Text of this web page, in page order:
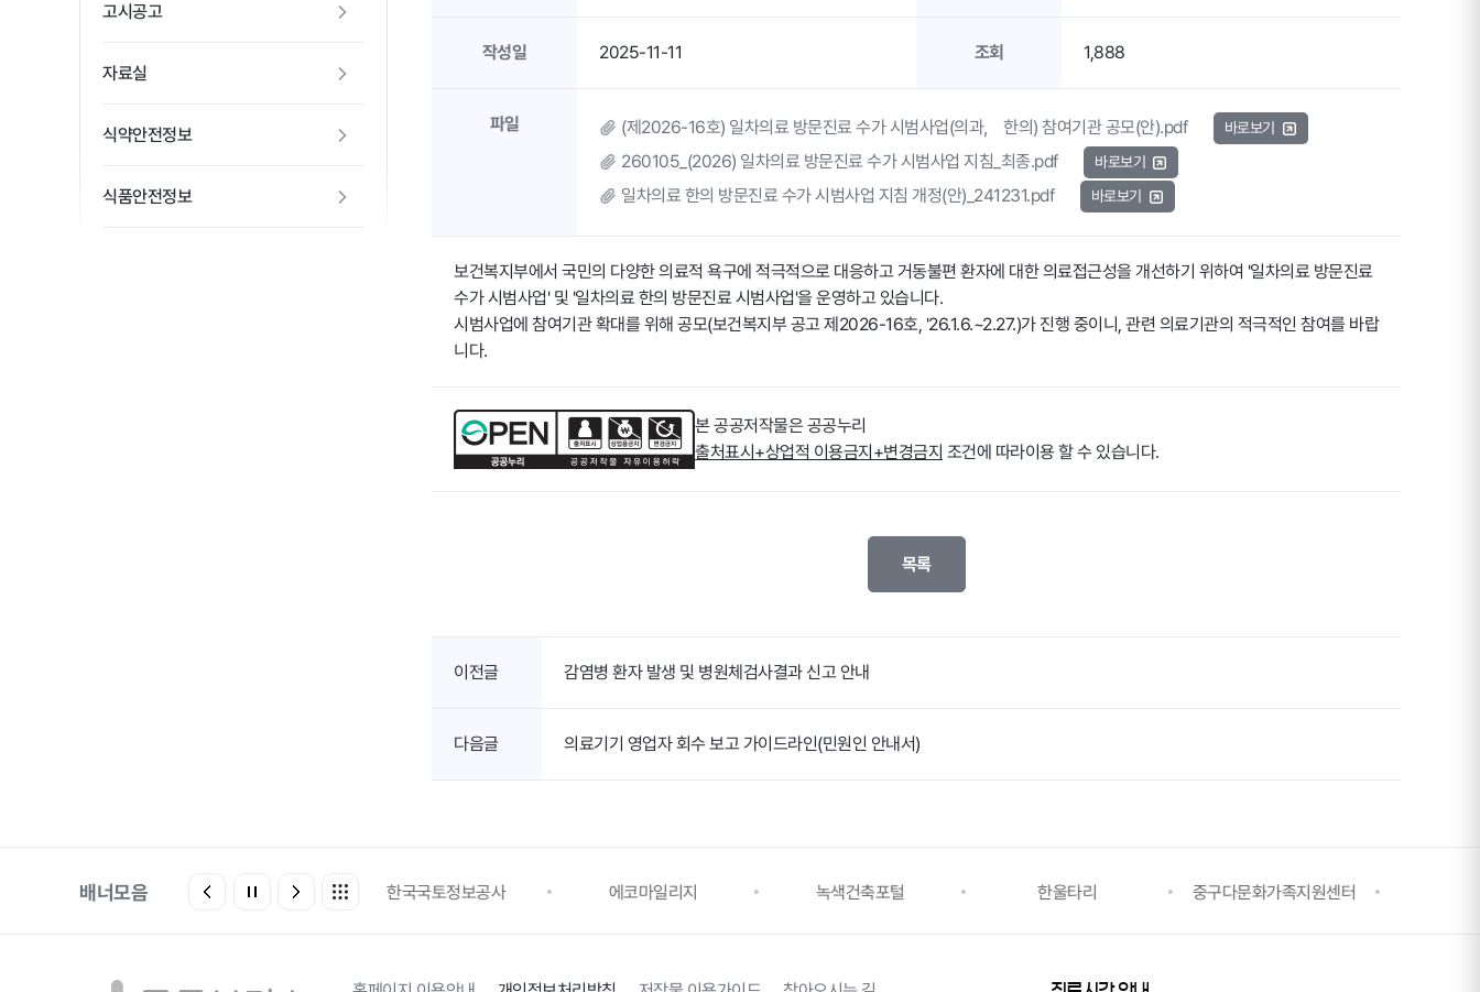
고시공고
자료실
식약안전정보
식품안전정보
작성일 2025-11-11 조회 1,888
파일 (제2026-16호) 일차의료 방문진료 수가 시범사업(의과， 한의) 참여기관 공모(안).pdf 바로보기
260105_(2026) 일차의료 방문진료 수가 시범사업 지침_최종.pdf 바로보기
일차의료 한의 방문진료 수가 시범사업 지침 개정(안)_241231.pdf 바로보기
보건복지부에서 국민의 다양한 의료적 욕구에 적극적으로 대응하고 거동불편 환자에 대한 의료접근성을 개선하기 위하여 '일차의료 방문진료
수가 시범사업' 및 '일차의료 한의 방문진료 시범사업'을 운영하고 있습니다.
시범사업에 참여기관 확대를 위해 공모(보건복지부 공고 제2026-16호, '26.1.6.~2.27.)가 진행 중이니, 관련 의료기관의 적극적인 참여를 바랍
니다.
본 공공저작물은 공공누리
출처표시+상업적 이용금지+변경금지 조건에 따라이용 할 수 있습니다.
목록
이전글 감염병 환자 발생 및 병원체검사결과 신고 안내
다음글 의료기기 영업자 회수 보고 가이드라인(민원인 안내서)
배너모음
부전기차충전소 한국국토정보공사 에코마일리지 녹색건축포털 한울타리 중구다문화가족지원센터 중구건강가정지원센터